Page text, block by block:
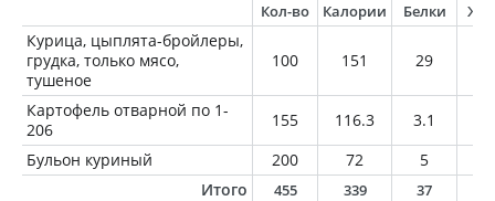
Кол-во Калории Белки
Курица, цыплята-бройлеры,
грудка, только мясо,
тушеное
100 151 29
Картофель отварной по 1-
206
155 116.3 3.1
Бульон куриный
200 72 5
Итого
455 339 37